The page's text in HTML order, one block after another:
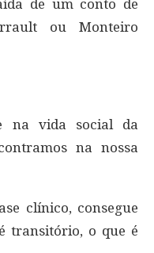
de um conto de
ou Monteiro
na vida social da
na nossa
clínico, consegue
transitório, o que é